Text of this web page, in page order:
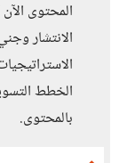
المحتوى
الانتشار
الخطط
بالمحتوى.